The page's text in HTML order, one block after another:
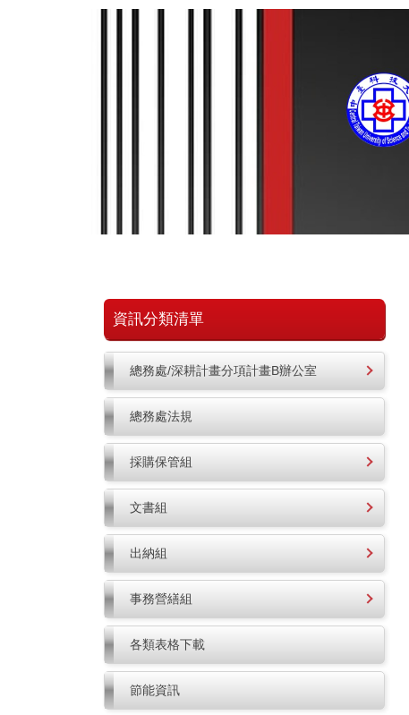
資訊分類清單
總務處/深耕計畫分項計畫B辦公室
總務處法規
採購保管組
文書組
出納組
事務營繕組
各類表格下載
節能資訊